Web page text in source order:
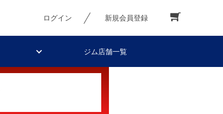
ログイン 新規会員登録
ジム店舗一覧